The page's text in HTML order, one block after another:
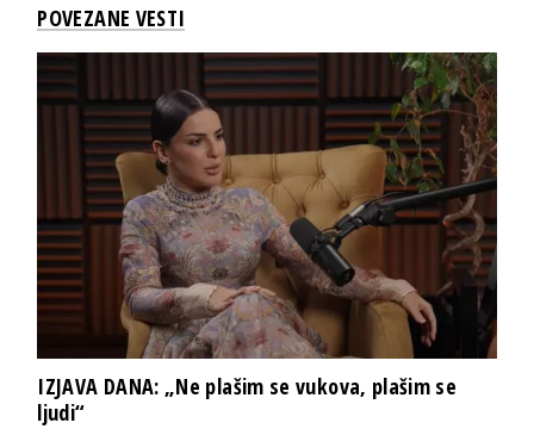
POVEZANE VESTI
IZJAVA DANA: „Ne plašim se vukova, plašim se
ljudi“